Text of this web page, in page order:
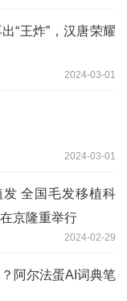
“王炸”，汉唐荣耀
2024-03-01
2024-03-01
全国毛发移植科
京隆重举行
2024-02-29
阿尔法蛋AI词典笔